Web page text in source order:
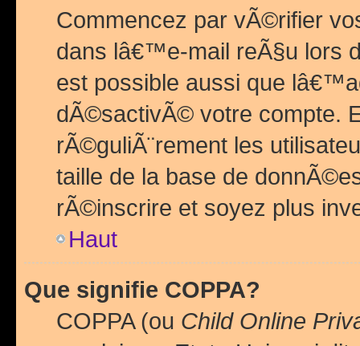
Commencez par vÃ©rifier
dans lâ€™e-mail reÃ§u lors
est possible aussi que
dÃ©sactivÃ© votre compte.
rÃ©guliÃ¨rement les
taille de la base de
rÃ©inscrire et soyez plus
Haut
Que signifie COPPA?
COPPA (ou Child Online